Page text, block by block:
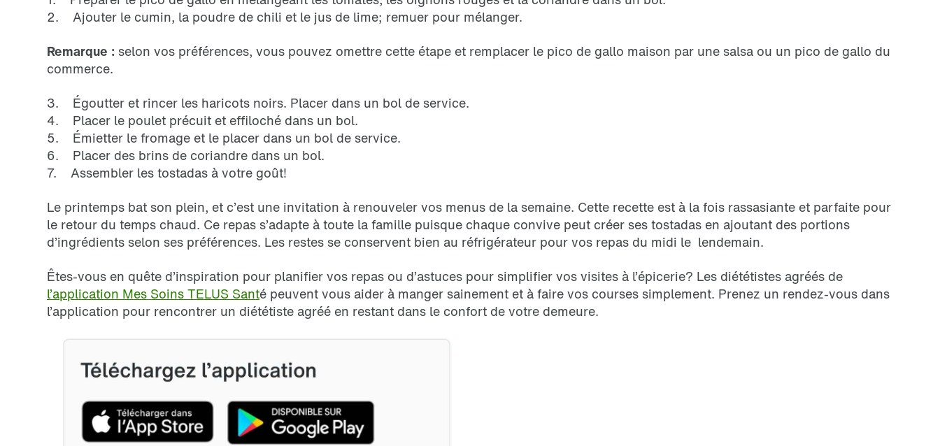
2. Ajouter le cumin, la poudre de chili et le jus de lime; remuer pour mélanger.
Remarque : selon vos préférences, vous pouvez omettre cette étape et remplacer le pico de gallo maison par une salsa ou un pico de gallo du
commerce.
3. Égoutter et rincer les haricots noirs. Placer dans un bol de service.
4. Placer le poulet précuit et effiloché dans un bol.
5. Émietter le fromage et le placer dans un bol de service.
6. Placer des brins de coriandre dans un bol.
7. Assembler les tostadas à votre goût!
Le printemps bat son plein, et c’est une invitation à renouveler vos menus de la semaine. Cette recette est à la fois rassasiante et parfaite pour
le retour du temps chaud. Ce repas s’adapte à toute la famille puisque chaque convive peut créer ses tostadas en ajoutant des portions
d’ingrédients selon ses préférences. Les restes se conservent bien au réfrigérateur pour vos repas du midi le lendemain.
Êtes-vous en quête d’inspiration pour planifier vos repas ou d’astuces pour simplifier vos visites à l’épicerie? Les diététistes agréés de
l’application Mes Soins TELUS Santé peuvent vous aider à manger sainement et à faire vos courses simplement. Prenez un rendez-vous dans
l’application pour rencontrer un diététiste agréé en restant dans le confort de votre demeure.